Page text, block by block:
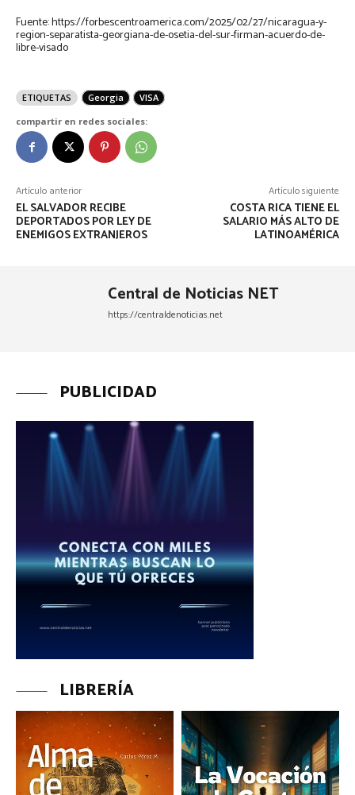
Fuente: https://forbescentroamerica.com/2025/02/27/nicaragua-y-
region-separatista-georgiana-de-osetia-del-sur-firman-acuerdo-de-
libre-visado
ETIQUETAS Georgia
VISA
compartir en redes sociales:
Artículo anterior
EL SALVADOR RECIBE
DEPORTADOS POR LEY DE
ENEMIGOS EXTRANJEROS
Artículo siguiente
COSTA RICA TIENE EL
SALARIO MÁS ALTO DE
LATINOAMÉRICA
Central de Noticias NET
https://centraldenoticias.net
PUBLICIDAD
LIBRERÍA